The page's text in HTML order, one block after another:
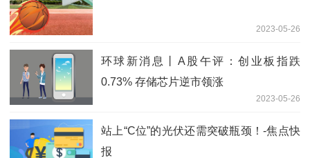
2023-05-26
环球新消息丨A股午评：创业板指跌
0.73% 存储芯片逆市领涨
2023-05-26
站上“C位”的光伏还需突破瓶颈！-焦点快
报